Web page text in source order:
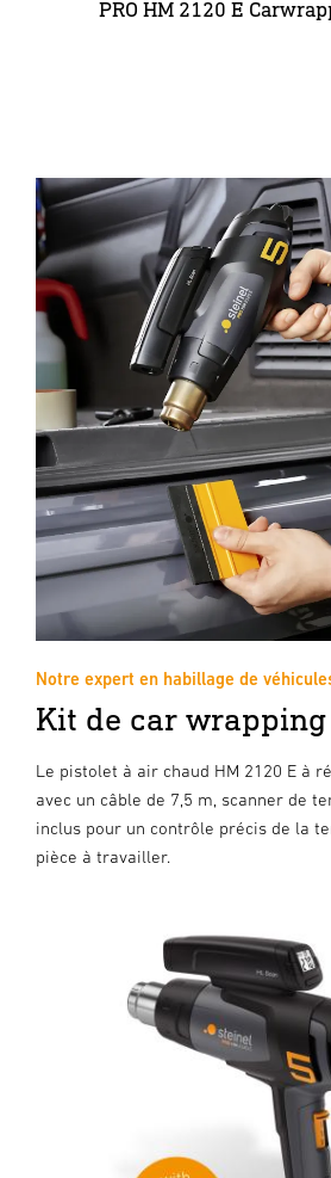
PRO HM 2120 E
Notre expert en habillage de
Kit de car wrapping
Le pistolet à air chaud HM 2120 E à
avec un câble de 7,5 m, scanner de
inclus pour un contrôle précis de la
pièce à travailler.